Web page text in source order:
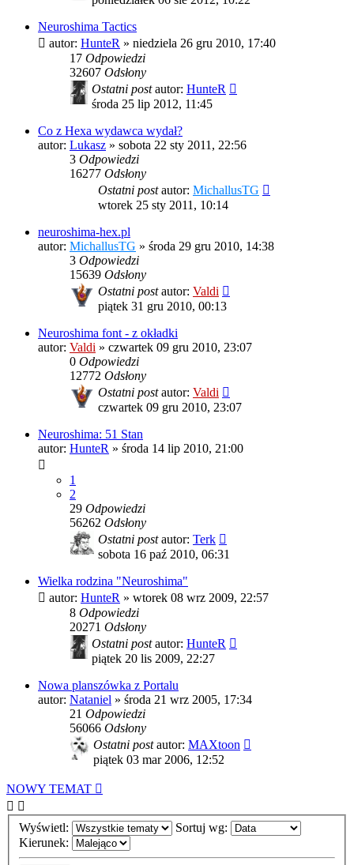
Neuroshima Tactics
autor: HunteR » niedziela 26 gru 2010, 17:40
17 Odpowiedzi
32607 Odsłony
Ostatni postautor: HunteR
środa 25 lip 2012, 11:45
Co z Hexa wydawca wydał?
autor: Lukasz » sobota 22 sty 2011, 22:56
3 Odpowiedzi
16277 Odsłony
Ostatni postautor: MichallusTG
wtorek 25 sty 2011, 10:14
neuroshima-hex.pl
autor: MichallusTG » środa 29 gru 2010, 14:38
3 Odpowiedzi
15639 Odsłony
Ostatni postautor: Valdi
piątek 31 gru 2010, 00:13
Neuroshima font - z okładki
autor: Valdi » czwartek 09 gru 2010, 23:07
0 Odpowiedzi
12772 Odsłony
Ostatni postautor: Valdi
czwartek 09 gru 2010, 23:07
Neuroshima: 51 Stan
autor: HunteR » środa 14 lip 2010, 21:00
1
2
29 Odpowiedzi
56262 Odsłony
Ostatni postautor: Terk
sobota 16 paź 2010, 06:31
Wielka rodzina "Neuroshima"
autor: HunteR » wtorek 08 wrz 2009, 22:57
8 Odpowiedzi
20271 Odsłony
Ostatni postautor: HunteR
piątek 20 lis 2009, 22:27
Nowa planszówka z Portalu
autor: Nataniel » środa 21 wrz 2005, 17:34
21 Odpowiedzi
56066 Odsłony
Ostatni postautor: MAXtoon
piątek 03 mar 2006, 12:52
NOWY TEMAT
Wyświetl:
Sortuj wg:
Kierunek: